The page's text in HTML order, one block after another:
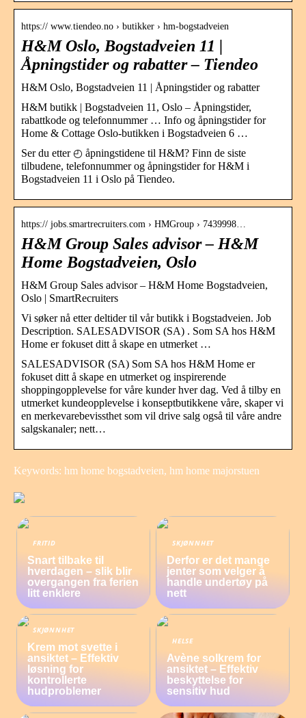
https:// www.tiendeo.no › butikker › hm-bogstadveien
H&M Oslo, Bogstadveien 11 |
Åpningstider og rabatter – Tiendeo
H&M Oslo, Bogstadveien 11 | Åpningstider og rabatter
H&M butikk | Bogstadveien 11, Oslo – Åpningstider,
rabattkode og telefonnummer … Info og åpningstider for
Home & Cottage Oslo-butikken i Bogstadveien 6 …
Ser du etter ◴ åpningstidene til H&M? Finn de siste
tilbudene, telefonnummer og åpningstider for H&M i
Bogstadveien 11 i Oslo på Tiendeo.
https:// jobs.smartrecruiters.com › HMGroup › 7439998…
H&M Group Sales advisor – H&M
Home Bogstadveien, Oslo
H&M Group Sales advisor – H&M Home Bogstadveien,
Oslo | SmartRecruiters
Vi søker nå etter deltider til vår butikk i Bogstadveien. Job
Description. SALESADVISOR (SA) ​. Som SA hos H&M
Home er fokuset ditt å skape en utmerket …
SALESADVISOR (SA) ​Som SA hos H&M Home er
fokuset ditt å skape en utmerket og inspirerende
shoppingopplevelse for våre kunder hver dag. Ved å tilby en
utmerket kundeopplevelse i konseptbutikkene våre, skaper vi
en merkevarebevissthet som vil drive salg også til våre andre
salgskanaler; nett…
Keywords: hm home bogstadveien, hm home majorstuen
FRITID
Snart tilbake til
hverdagen – slik blir
overgangen fra ferien
litt enklere
SKJØNNHET
Derfor er det mange
jenter som velger å
handle undertøy på
nett
SKJØNNHET
Krem mot svette i
ansiktet – Effektiv
løsning for
kontrollerte
hudproblemer
HELSE
Avène solkrem for
ansiktet – Effektiv
beskyttelse for
sensitiv hud